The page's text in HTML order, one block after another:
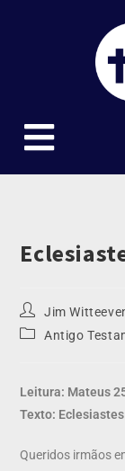
Jim
Antigo
Leitura: Mateus
Texto:
Queridos irmãos